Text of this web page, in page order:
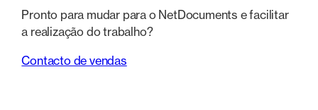
Pronto para mudar para o NetDocuments e facilitar
a realização do trabalho?
Contacto de vendas